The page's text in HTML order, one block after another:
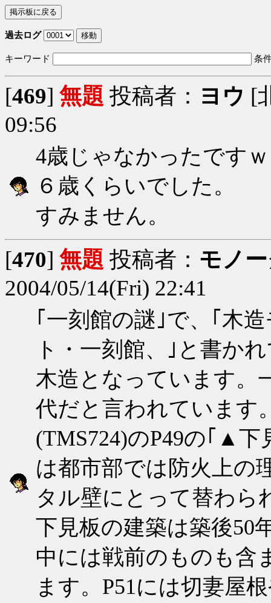
過去ログ
キーワード 条
[469] 無題 投稿者： ヨウ [
09:56
4歳じゃなかったですｗ
６歳くらいでした。
すみません。
[470] 無題 投稿者： モノ
2004/05/14(Fri) 22:41
｢一刻館の謎｣で、｢木
ト・一刻館、｣と書か
木造となっています。
代だと言われています
(TMS724)のP49の｢▲下
は都市部では防火上の
タル壁にとって替わら
下見板の建築は築後50
中には戦前のものも含
ます。P51には切妻屋